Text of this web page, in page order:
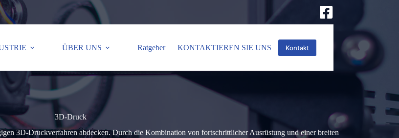
ÜBER UNS Ratgeber KONTAKTIEREN SIE UNS Kontakt
3D-Druck
3D-Druckverfahren abdecken. Durch die Kombination von fortschrittlicher Ausrüstung und einer breiten